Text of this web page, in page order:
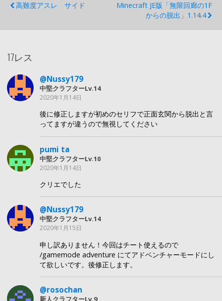
高難度アスレ サイド
Minecraft JE版「無限回廊の1F
からの脱出」1.14.4
17レス
@Nussy179
中堅クラフターLv.14
2020年1月14日
後に修正しますが初めのセリフで正面玄関から脱出と言
ってますが違うので無視してください
pumi ta
中堅クラフターLv.10
2020年1月14日
クリエでした
@Nussy179
中堅クラフターLv.14
2020年1月15日
申し訳ありません！今回はチート使えるので
/gamemode adventure にてアドベンチャーモードにし
て欲しいです。後修正します。
@rosochan
新人クラフターLv.9